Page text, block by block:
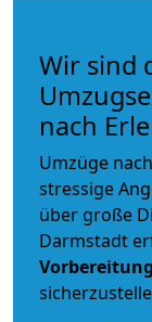
Wir sind
nach
Umzüge
stressige
über große
Darmstadt